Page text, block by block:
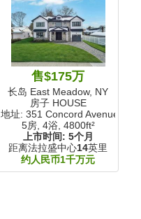
售$175万
长岛 East Meadow, NY
房子 HOUSE
地址: 351 Concord Avenue
5房, 4浴, 4800ft²
上市时间: 5个月
距离法拉盛中心14英里
约人民币1千万元